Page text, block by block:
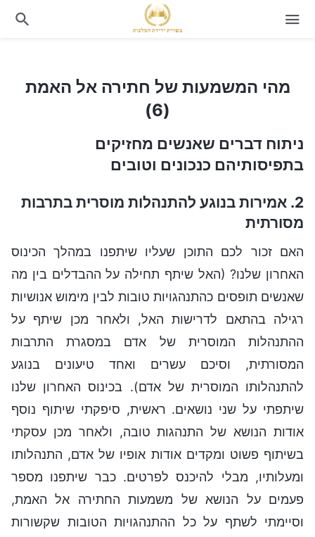
מהי המשמעות של חתירה אל האמת (6)
מהי המשמעות של חתירה אל האמת
(6)
ניתוח דברים שאנשים מחזיקים
בתפיסותיהם כנכונים וטובים
2. אמירות בנוגע להתנהלות מוסרית בתרבות
מסורתית
האם זכור לכם התוכן שעליו שיתפנו במהלך הכינוס
האחרון שלנו? (האל שיתף תחילה על ההבדלים בין מה
שאנשים תופסים כהתנהגויות טובות לבין מימוש אנושיות
רגילה בהתאם לדרישות האל, ולאחר מכן שיתף על
ההתנהלות המוסרית של אדם במסגרת התרבות
המסורתית, וסיכם עשרים ואחד טיעונים בנוגע
להתנהלותו המוסרית של אדם). בכינוס האחרון שלנו
שיתפתי על שני נושאים. ראשית, סיפקתי שיתוף נוסף
אודות הנושא של התנהגות טובה, ולאחר מכן עסקתי
בשיתוף פשוט ומקדים אודות אופיו של אדם, התנהלותו
ומעלותיו, מבלי להיכנס לפרטים. כבר שיתפנו מספר
פעמים על הנושא של משמעות החתירה אל האמת,
וסיימתי לשתף על כל ההתנהגויות הטובות שקשורות